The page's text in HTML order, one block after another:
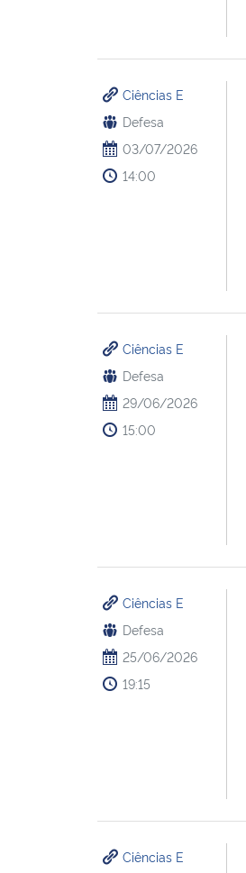
Ciências E
Defesa
03/07/2026
14:00
Ciências E
Defesa
29/06/2026
15:00
Ciências E
Defesa
25/06/2026
19:15
Ciências E